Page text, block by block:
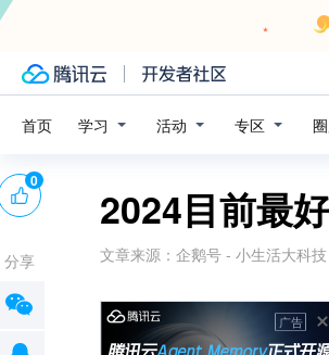
首页 学习 活动 专区
2024目前最
文章来源： 企鹅号 - 小生活大科技
广告
0
分享